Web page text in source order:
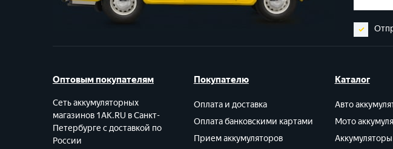
Оптовым покупателям
Сеть аккумуляторных
магазинов 1AK.RU в Санкт-
Петербурге с доставкой по
России
Покупателю
Оплата и доставка
Оплата банковскими картами
Прием аккумуляторов
Каталог
Авто
Мото